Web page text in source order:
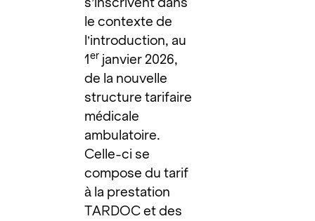
le contexte de
l’introduction, au
1er janvier 2026,
de la nouvelle
structure tarifaire
médicale
ambulatoire.
Celle-ci se
compose du tarif
à la prestation
TARDOC et des